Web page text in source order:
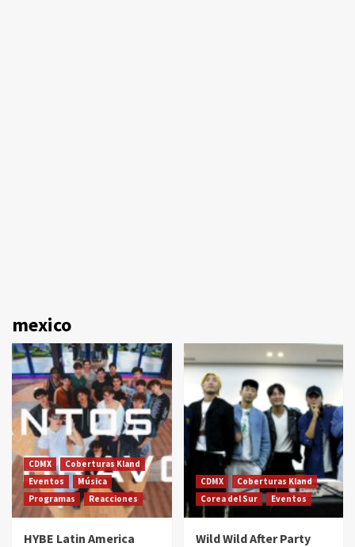
mexico
CDMX
Coberturas Kland
Eventos
Música
Programas
Reacciones
HYBE Latin America
CDMX
Coberturas Kland
Corea del Sur
Eventos
Wild Wild After Party